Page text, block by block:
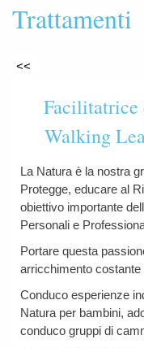
Trattamenti
<<
Facilitatrice
Walking
La Natura è la nostra
Protegge, educare al
obiettivo importante
Personali e
Portare questa
arricchimento costante
Conduco esperienze
Natura per bambini,
conduco gruppi di